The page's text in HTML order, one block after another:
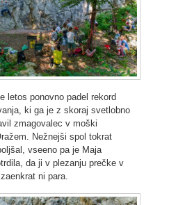
letos ponovno padel rekord
ki ga je z skoraj svetlobno
zmagovalec v moški
Nežnejši spol tokrat
vseeno pa je Maja
da ji v plezanju prečke v
ni para.